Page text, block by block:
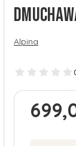
Alpina
Cena